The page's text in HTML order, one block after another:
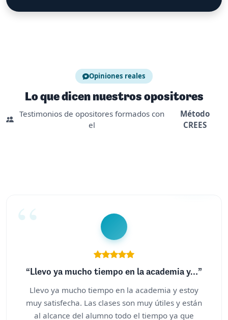
Opiniones reales
Lo que dicen nuestros opositores
Testimonios de opositores formados con
el
Método
CREES
“Llevo ya mucho tiempo en la academia y…”
Llevo ya mucho tiempo en la academia y estoy
muy satisfecha. Las clases son muy útiles y están
al alcance del alumno todo el tiempo ya que